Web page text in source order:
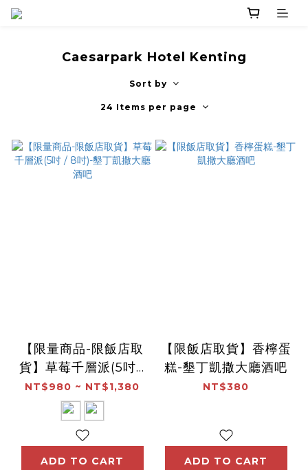
Caesarpark Hotel Kenting
Sort by
24 Items per page
【限量商品-限飯店取
貨】草莓千層派(5吋 /
8吋)-墾丁凱撒大廳酒
吧
NT$980 ~ NT$1,380
ADD TO CART
【限飯店取貨】香檸蛋
糕-墾丁凱撒大廳酒吧
NT$380
ADD TO CART